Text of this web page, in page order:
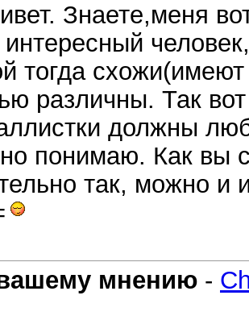
Знаете,меня
тогда
различны. Так
должны
понимаю. Как вы
так, можно и
мнению -